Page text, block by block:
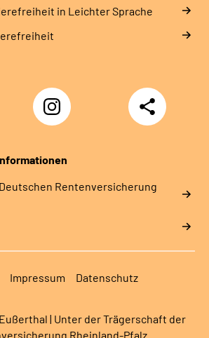
in Leichter Sprache
Instagram
DRV
Nachwuchskräfte
Teilen
Rentenversicherung
Impressum Datenschutz
| Unter der Trägerschaft der
Rheinland-Pfalz